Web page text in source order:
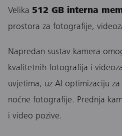
Velika 512 GB interna
prostora za fotografije,
Napredan sustav kamera
kvalitetnih fotografija i
uvjetima, uz AI optimizaciju
noćne fotografije. Prednja
i video pozive.